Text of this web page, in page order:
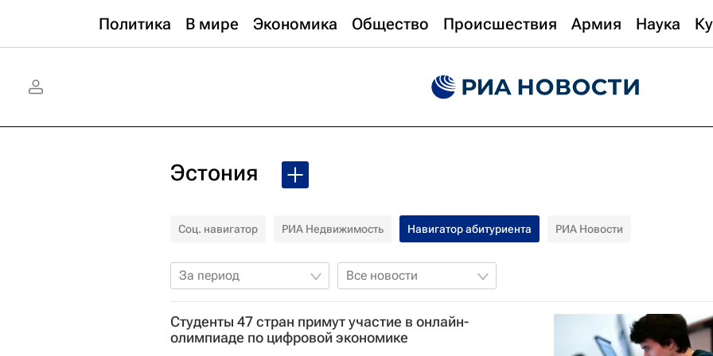
Политика В мире Экономика Общество Происшествия Армия Наука
Эстония
Соц. навигатор РИА Недвижимость Навигатор абитуриента РИА Новости
За период Все новости
Студенты 47 стран примут участие в онлайн-
олимпиаде по цифровой экономике